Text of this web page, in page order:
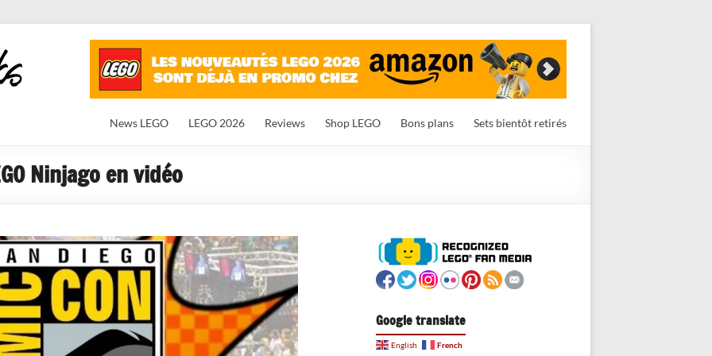
News LEGO LEGO 2026 Reviews Shop LEGO Bons plans Sets bientôt retirés
Ninjago en vidéo
Google translate
English French